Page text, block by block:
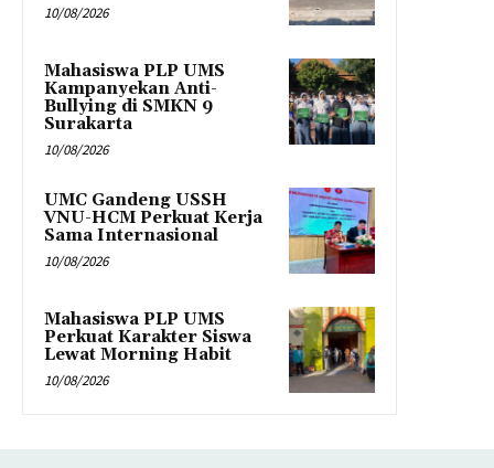
10/08/2026
Mahasiswa PLP UMS
Kampanyekan Anti-
Bullying di SMKN 9
Surakarta
10/08/2026
UMC Gandeng USSH
VNU-HCM Perkuat Kerja
Sama Internasional
10/08/2026
Mahasiswa PLP UMS
Perkuat Karakter Siswa
Lewat Morning Habit
10/08/2026